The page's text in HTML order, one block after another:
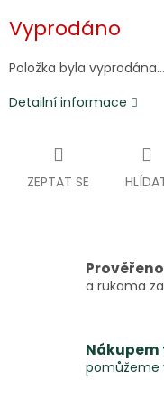
cena:
Vyprodáno
Položka byla vyprodána…
Detailní informace
ZEPTAT SE
a rukama
pomůžeme